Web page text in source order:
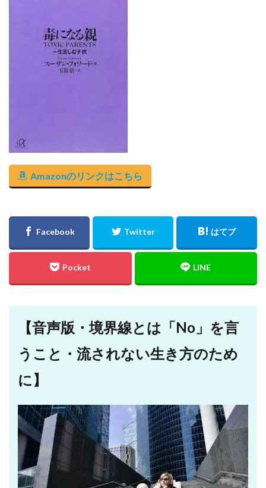
Amazonのリンクはこちら
【音声版・境界線とは「No」を言
うこと・流されない生き方のため
に】